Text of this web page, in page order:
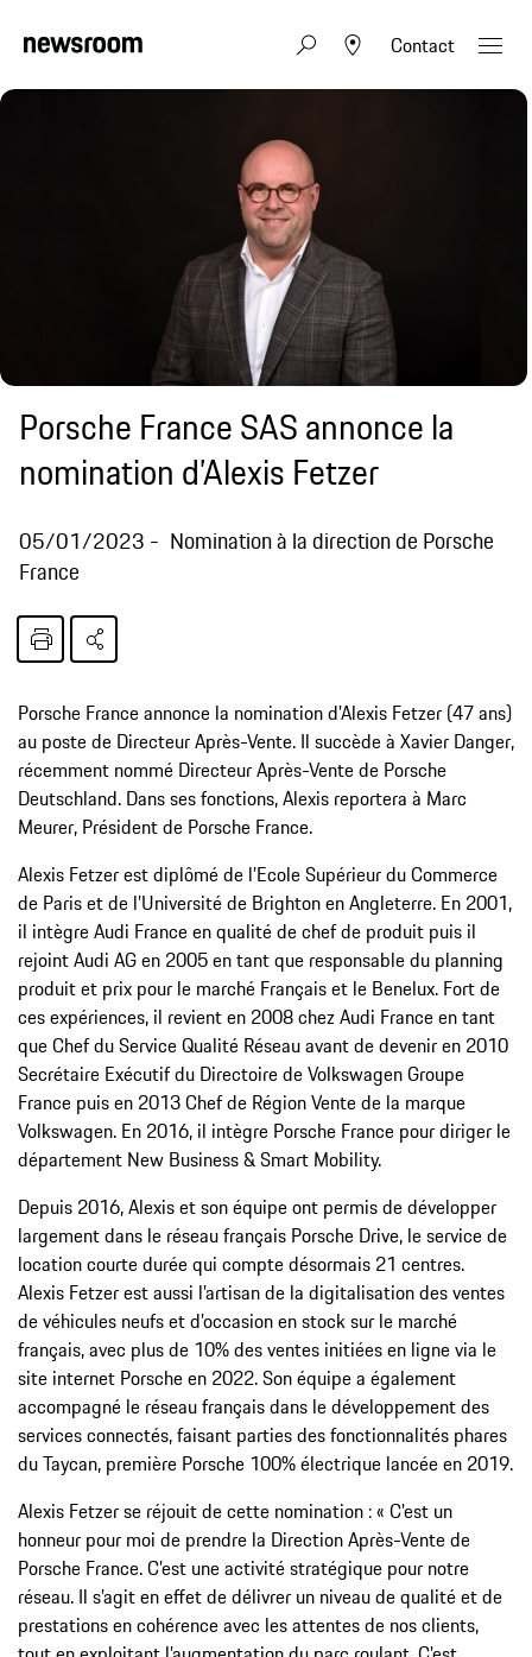
Contact
Porsche France SAS annonce la
nomination d’Alexis Fetzer
05/01/2023
Nomination à la direction de Porsche
France
Porsche France annonce la nomination d’Alexis Fetzer (47 ans)
au poste de Directeur Après-Vente. Il succède à Xavier Danger,
récemment nommé Directeur Après-Vente de Porsche
Deutschland. Dans ses fonctions, Alexis reportera à Marc
Meurer, Président de Porsche France.
Alexis Fetzer est diplômé de l’Ecole Supérieur du Commerce
de Paris et de l’Université de Brighton en Angleterre. En 2001,
il intègre Audi France en qualité de chef de produit puis il
rejoint Audi AG en 2005 en tant que responsable du planning
produit et prix pour le marché Français et le Benelux. Fort de
ces expériences, il revient en 2008 chez Audi France en tant
que Chef du Service Qualité Réseau avant de devenir en 2010
Secrétaire Exécutif du Directoire de Volkswagen Groupe
France puis en 2013 Chef de Région Vente de la marque
Volkswagen. En 2016, il intègre Porsche France pour diriger le
département New Business & Smart Mobility.
Depuis 2016, Alexis et son équipe ont permis de développer
largement dans le réseau français Porsche Drive, le service de
location courte durée qui compte désormais 21 centres.
Alexis Fetzer est aussi l’artisan de la digitalisation des ventes
de véhicules neufs et d'occasion en stock sur le marché
français, avec plus de 10% des ventes initiées en ligne via le
site internet Porsche en 2022. Son équipe a également
accompagné le réseau français dans le développement des
services connectés, faisant parties des fonctionnalités phares
du Taycan, première Porsche 100% électrique lancée en 2019.
Alexis Fetzer se réjouit de cette nomination : « C’est un
honneur pour moi de prendre la Direction Après-Vente de
Porsche France. C’est une activité stratégique pour notre
réseau. Il s’agit en effet de délivrer un niveau de qualité et de
prestations en cohérence avec les attentes de nos clients,